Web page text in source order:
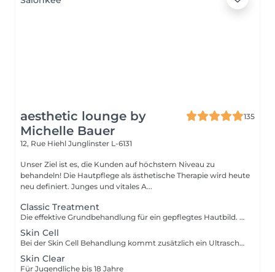
aesthetic lounge by
Michelle Bauer
135
12, Rue Hiehl Junglinster L-6131
Unser Ziel ist es, die Kunden auf höchstem Niveau zu
behandeln! Die Hautpflege als ästhetische Therapie wird heute
neu definiert. Junges und vitales A...
Classic Treatment
Die effektive Grundbehandlung für ein gepflegtes Hautbild. Diese Behandlung wird hauptsächlich mit Produkten durchgeführt.Classic Treatment ist eine Behandlung die die Funktionen der Haut wieder aufbaut, die Haut stabilisiert und der trockenen Haut neue Geschmeidigkeit und Vitalität verleiht.
Skin Cell
Bei der Skin Cell Behandlung kommt zusätzlich ein Ultraschallgerät zum Einsatz. Das Ultraschallgerät dient als Wirkungsverstärker für eine Reihe von Produkten. Durch den Einsatz von Ultraschalltechnik werden die Wirkstoffe in ihrer molekularen Struktur verkleinert, wodurch sie tiefer in die Haut vordringen und dort ihre volle Wirkung entfalten können. Hierbei wird die Regeneration der Haut stimuliert. Für eine schöne, strahlende und straffe Haut.
Skin Clear
Für Jugendliche bis 18 Jahre